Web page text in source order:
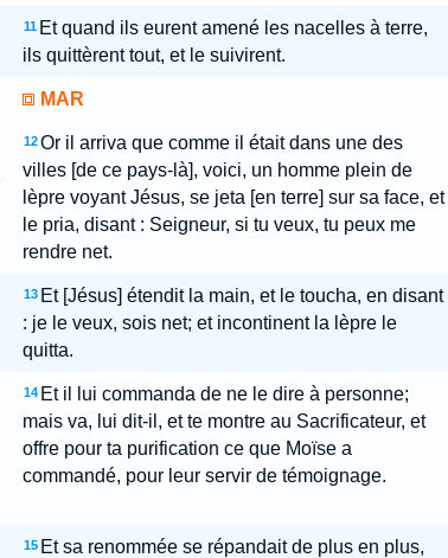
11 Et quand ils eurent amené les nacelles à terre,
ils quittèrent tout, et le suivirent.
MAR
12 Or il arriva que comme il était dans une des
villes [de ce pays-là], voici, un homme plein de
lèpre voyant Jésus, se jeta [en terre] sur sa face, et
le pria, disant : Seigneur, si tu veux, tu peux me
rendre net.
13 Et [Jésus] étendit la main, et le toucha, en disant
: je le veux, sois net; et incontinent la lèpre le
quitta.
14 Et il lui commanda de ne le dire à personne;
mais va, lui dit-il, et te montre au Sacrificateur, et
offre pour ta purification ce que Moïse a
commandé, pour leur servir de témoignage.
15 Et sa renommée se répandait de plus en plus,